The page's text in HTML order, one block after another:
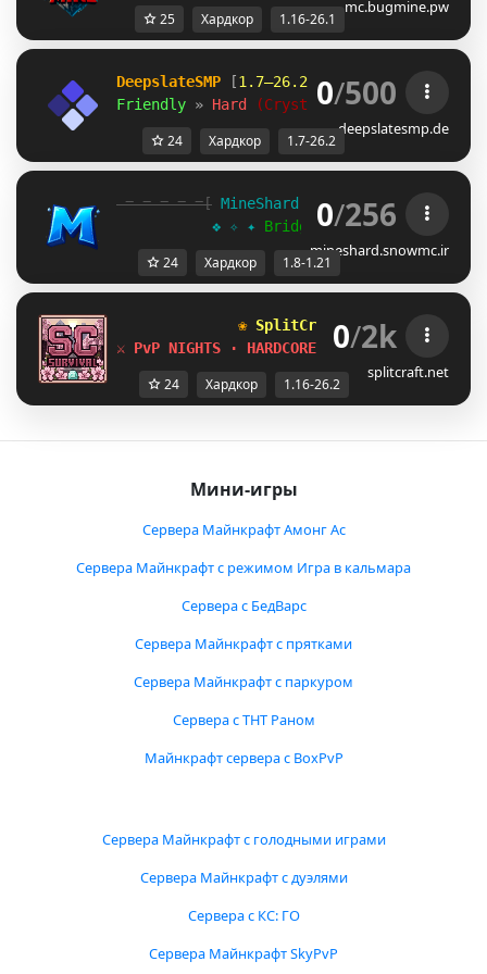
mc.bugmine.pw
25 Хардкор 1.16-26.1
DeepslateSMP [1.7–26.2
Friendly » Hard (Crystal PvP) »
0/500
deepslatesmp.de
24 Хардкор 1.7-26.2
-=-=-=-=-=[ MineShard - 1.8-1.21
]=-=-=-=-
❖ ✧ ✦ Bridge Update ✦ ✧ ❖
0/256
mineshard.snowmc.ir
24 Хардкор 1.8-1.21
❀ SplitCraftSMP [1.16-26.2]
⚔ PvP NIGHTS · HARDCORE ⚔ 0/2k
splitcraft.net
24 Хардкор 1.16-26.2
Мини-игры
Сервера Майнкрафт Амонг Ас
Сервера Майнкрафт с режимом Игра в кальмара
Сервера с БедВарс
Сервера Майнкрафт с прятками
Сервера Майнкрафт с паркуром
Сервера с ТНТ Раном
Майнкрафт сервера с BoxPvP
Сервера Майнкрафт с голодными играми
Сервера Майнкрафт с дуэлями
Сервера с КС: ГО
Сервера Майнкрафт SkyPvP